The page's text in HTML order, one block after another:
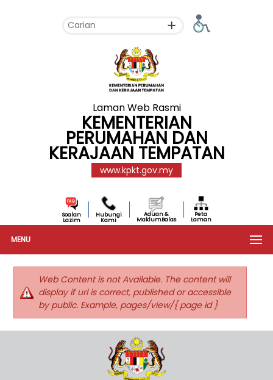
Laman Web Rasmi
KEMENTERIAN
PERUMAHAN DAN
KERAJAAN TEMPATAN
www.kpkt.gov.my
Soalan
Lazim
Hubungi
Kami
Aduan &
MaklumBalas
Peta
Laman
MENU
Web Content is not Available. The content will
display if url is correct, published or accessible
by public. Example, pages/view/{ page id }